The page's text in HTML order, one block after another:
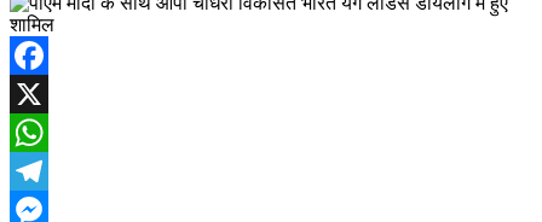
Facebook
X
WhatsApp
Telegram